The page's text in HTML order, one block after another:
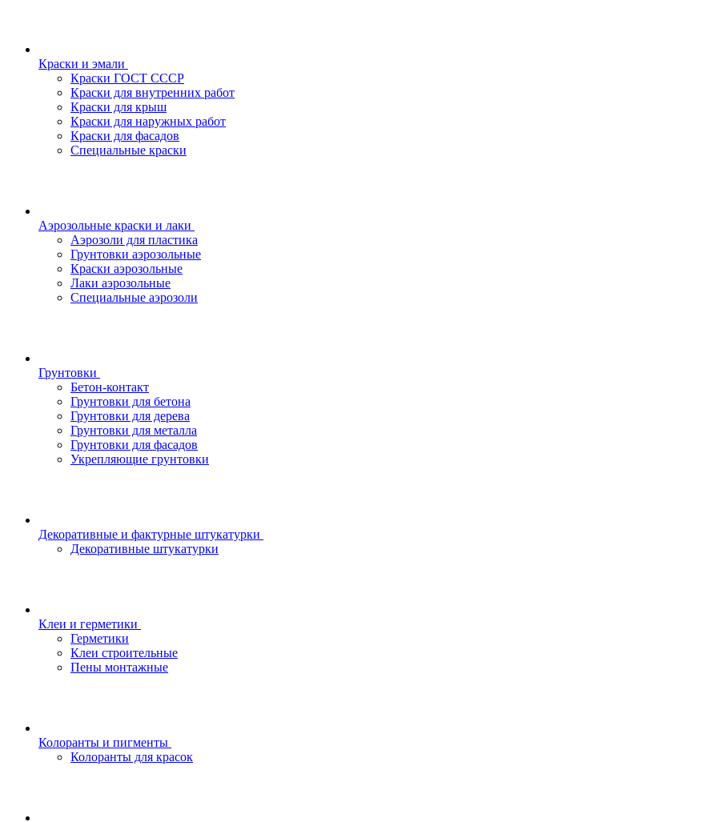
Краски и эмали
Краски ГОСТ СССР
Краски для внутренних работ
Краски для крыш
Краски для наружных работ
Краски для фасадов
Специальные краски
Аэрозольные краски и лаки
Аэрозоли для пластика
Грунтовки аэрозольные
Краски аэрозольные
Лаки аэрозольные
Специальные аэрозоли
Грунтовки
Бетон-контакт
Грунтовки для бетона
Грунтовки для дерева
Грунтовки для металла
Грунтовки для фасадов
Укрепляющие грунтовки
Декоративные и фактурные штукатурки
Декоративные штукатурки
Клеи и герметики
Герметики
Клеи строительные
Пены монтажные
Колоранты и пигменты
Колоранты для красок